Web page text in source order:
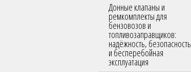
Донные клапаны и
ремкомплекты для
бензовозов и
топливозаправщиков:
надёжность, безопасность
и бесперебойная
эксплуатация